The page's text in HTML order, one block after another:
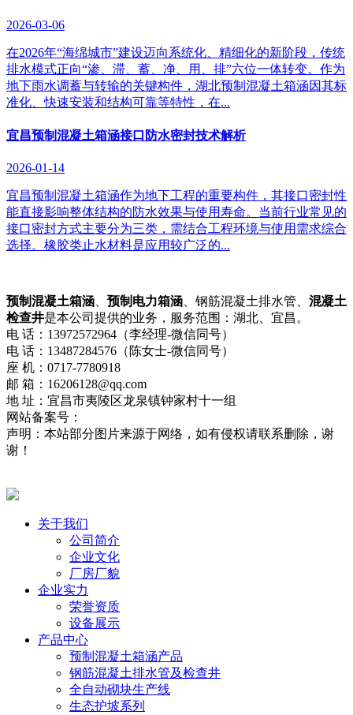
2026-03-06
在2026年“海绵城市”建设迈向系统化、精细化的新阶段，传统
排水模式正向“渗、滞、蓄、净、用、排”六位一体转变。作为
地下雨水调蓄与转输的关键构件，湖北预制混凝土箱涵因其标
准化、快速安装和结构可靠等特性，在...
宜昌预制混凝土箱涵接口防水密封技术解析
2026-01-14
宜昌预制混凝土箱涵作为地下工程的重要构件，其接口密封性
能直接影响整体结构的防水效果与使用寿命。当前行业常见的
接口密封方式主要分为三类，需结合工程环境与使用需求综合
选择。橡胶类止水材料是应用较广泛的...
预制混凝土箱涵 预制电力箱涵 、钢筋混凝土排水管、 混凝土
检查井是本公司提供的业务，服务范围：湖北、宜昌。
电 话：13972572964（李经理-微信同号）
电 话：13487284576（陈女士-微信同号）
座 机：0717-7780918
邮 箱：16206128@qq.com
地 址：宜昌市夷陵区龙泉镇钟家村十一组
网站备案号：
声明：本站部分图片来源于网络，如有侵权请联系删除，谢
谢！
关于我们
公司简介
企业文化
厂房厂貌
企业实力
荣誉资质
设备展示
产品中心
预制混凝土箱涵产品
钢筋混凝土排水管及检查井
全自动砌块生产线
生态护坡系列